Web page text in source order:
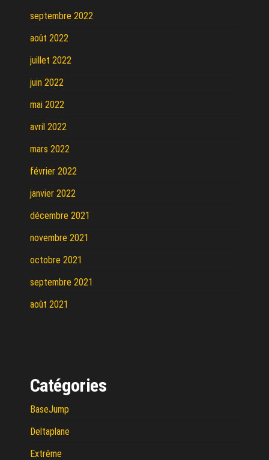
septembre 2022
août 2022
juillet 2022
juin 2022
mai 2022
avril 2022
mars 2022
février 2022
janvier 2022
décembre 2021
novembre 2021
octobre 2021
septembre 2021
août 2021
Catégories
BaseJump
Deltaplane
Extrême